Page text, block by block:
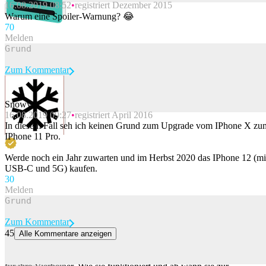
Beitrag melden
16.08.2019 08:52 registriert Dezember 2015
Warum eine Spoiler-Warnung? 😂
70
Melden
Beitrag melden
Zum Kommentar
Snowy
16.08.2019 09:27 registriert April 2016
In diesem Fall seh ich keinen Grund zum Upgrade vom IPhone X
IPhone 11 Pro.
Werde noch ein Jahr zuwarten und im Herbst 2020 das IPhone 12
USB-C und 5G) kaufen.
30
Melden
Zum Kommentar
45 Alle Kommentare anzeigen